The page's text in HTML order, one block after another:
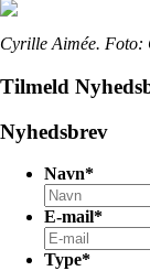
Cyrille Aimée. Foto:
Tilmeld
Nyhedsbrev
Navn*
E-mail*
Type*